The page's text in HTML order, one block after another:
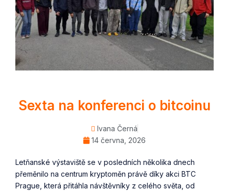
Sexta na konferenci o bitcoinu
Ivana Černá
14 června, 2026
Letňanské výstaviště se v posledních několika dnech
přeměnilo na centrum kryptoměn právě díky akci BTC
Prague, která přitáhla návštěvníky z celého světa, od